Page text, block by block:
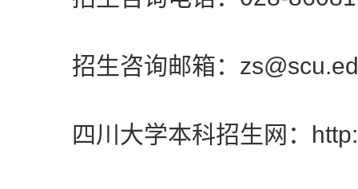
招生咨询邮箱：
四川大学本科招生网：